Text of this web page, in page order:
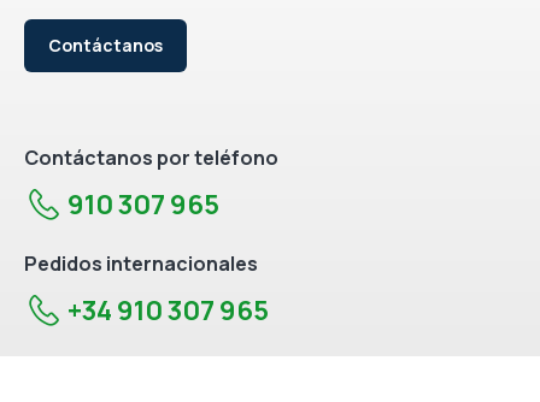
Contáctanos
Contáctanos por teléfono
910 307 965
Pedidos internacionales
+34 910 307 965